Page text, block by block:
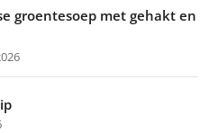
groentesoep met gehakt en